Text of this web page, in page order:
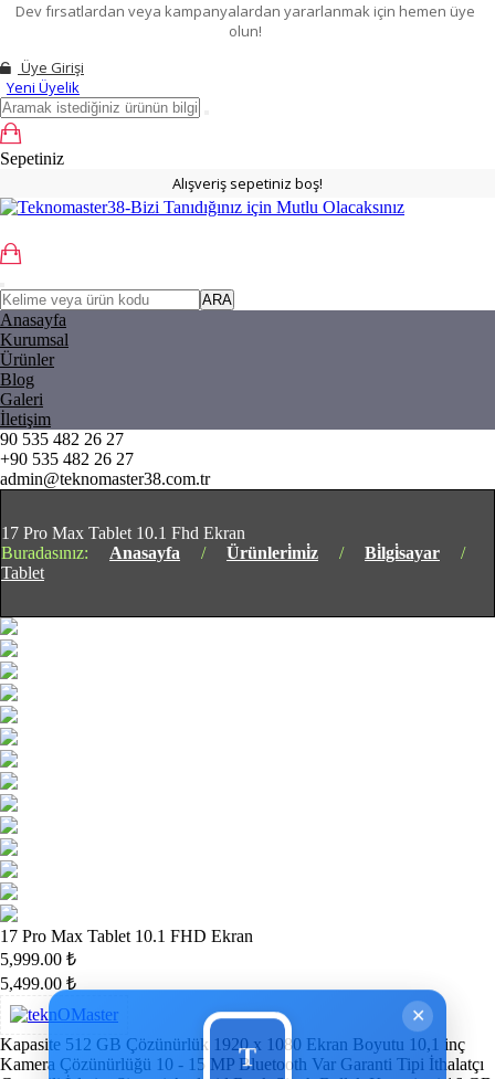
Dev fırsatlardan veya kampanyalardan yararlanmak için hemen üye
olun!
Üye Girişi
Yeni Üyelik
Sepetiniz
Alışveriş sepetiniz boş!
ARA
Anasayfa
Kurumsal
Ürünler
Blog
Galeri
İletişim
90 535 482 26 27
+90 535 482 26 27
admin@teknomaster38.com.tr
17 Pro Max Tablet 10.1 Fhd Ekran
Buradasınız:
Anasayfa / Ürünleri̇mi̇z / Bi̇lgi̇sayar
/
Tablet
17 Pro Max Tablet 10.1 FHD Ekran
5,999.00 ₺
5,499.00 ₺
Kapasite 512 GB Çözünürlük 1920 x 1080 Ekran Boyutu 10,1 inç
Kamera Çözünürlüğü 10 - 15 MP Bluetooth Var Garanti Tipi İthalatçı
✕